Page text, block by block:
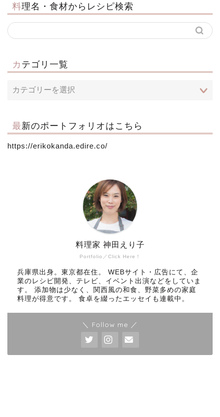
料理名・食材からレシピ検索
カテゴリ一覧
最新のポートフォリオはこちら
https://erikokanda.edire.co/
Portfolio／Click Here！
料理家 神田えり子
兵庫県出身。東京都在住。 WEBサイト・広告にて、企
業のレシピ開発、テレビ、イベント出演などをしていま
す。 添加物は少なく、関西風の和食、野菜多めの家庭
料理が得意です。 食卓を綴ったエッセイも連載中。
＼ Follow me ／